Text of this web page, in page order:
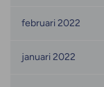
februari 2022
januari 2022